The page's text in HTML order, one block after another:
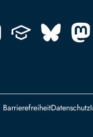
Footer
BarrierefreiheitDatenschutz